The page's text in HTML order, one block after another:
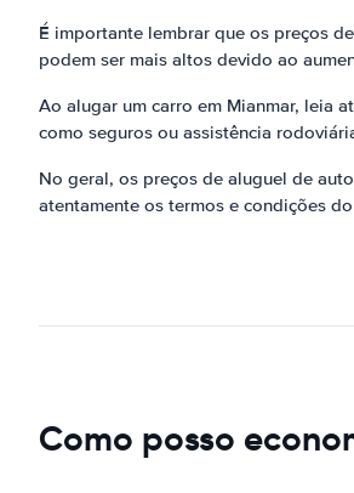
É importante lembrar que os preços
podem ser mais altos devido ao
Ao alugar um carro em Mianmar, leia
como seguros ou assistência
No geral, os preços de aluguel de
atentamente os termos e condições
Como posso